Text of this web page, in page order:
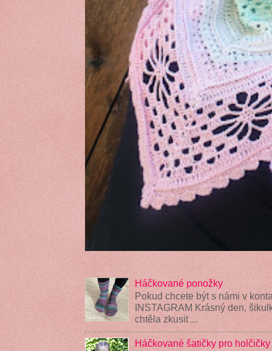
Háčkované ponožky
Pokud chcete být s námi v
INSTAGRAM Krásný den,
chtěla zkusit ...
Háčkované šatičky pro holčičky